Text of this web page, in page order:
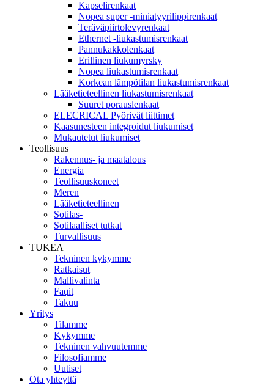
Kapselirenkaat
Nopea super -miniatyyrilippirenkaat
Teräväpiirtolevyrenkaat
Ethernet -liukastumisrenkaat
Pannukakkolenkaat
Erillinen liukumyrsky
Nopea liukastumisrenkaat
Korkean lämpötilan liukastumisrenkaat
Lääketieteellinen liukastumisrenkaat
Suuret porauslenkaat
ELECRICAL Pyörivät liittimet
Kaasunesteen integroidut liukumiset
Mukautetut liukumiset
Teollisuus
Rakennus- ja maatalous
Energia
Teollisuuskoneet
Meren
Lääketieteellinen
Sotilas-
Sotilaalliset tutkat
Turvallisuus
TUKEA
Tekninen kykymme
Ratkaisut
Mallivalinta
Faqit
Takuu
Yritys
Tilamme
Kykymme
Tekninen vahvuutemme
Filosofiamme
Uutiset
Ota yhteyttä